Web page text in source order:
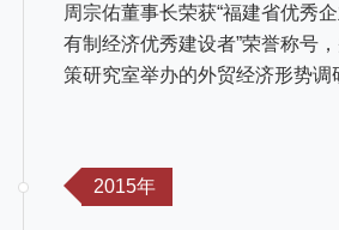
周宗佑董事长荣获“福建省优秀
有制经济优秀建设者”荣誉称号
策研究室举办的外贸经济形势调
2015年